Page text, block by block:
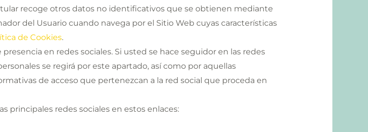
recoge otros datos no identificativos que se obtienen mediante
del Usuario cuando navega por el Sitio Web cuyas características
de Cookies.
en redes sociales. Si usted se hace seguidor en las redes
se regirá por este apartado, así como por aquellas
de acceso que pertenezcan a la red social que proceda en
principales redes sociales en estos enlaces: